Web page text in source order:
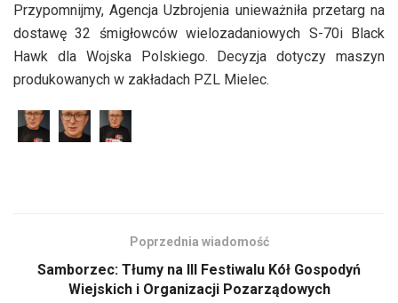
Przypomnijmy, Agencja Uzbrojenia unieważniła przetarg na
dostawę 32 śmigłowców wielozadaniowych S-70i Black
Hawk dla Wojska Polskiego. Decyzja dotyczy maszyn
produkowanych w zakładach PZL Mielec.
Poprzednia wiadomość
Samborzec: Tłumy na III Festiwalu Kół Gospodyń
Wiejskich i Organizacji Pozarządowych